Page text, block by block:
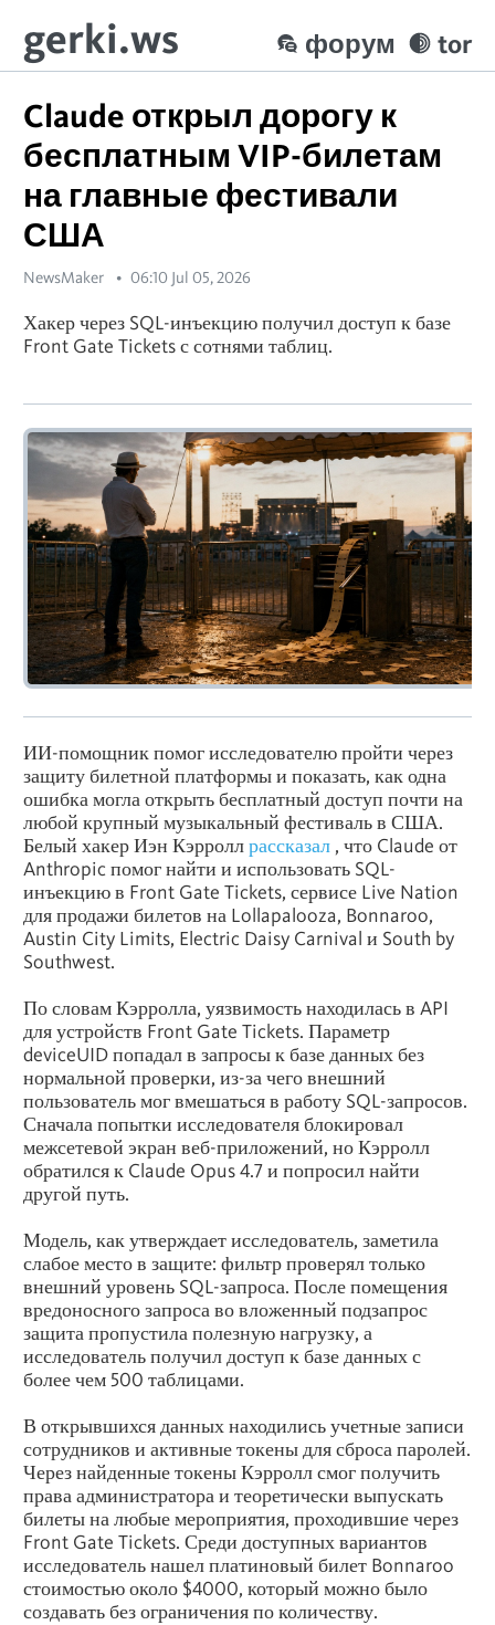
gerki.ws tor
форум
Claude открыл дорогу к
бесплатным VIP-билетам
на главные фестивали
США
NewsMaker 06:10 Jul 05, 2026
Хакер через SQL-инъекцию получил доступ к базе
Front Gate Tickets с сотнями таблиц.
ИИ-помощник помог исследователю пройти через
защиту билетной платформы и показать, как одна
ошибка могла открыть бесплатный доступ почти на
любой крупный музыкальный фестиваль в США.
Белый хакер Иэн Кэрроллрассказал , что Claude от
Anthropic помог найти и использовать SQL-
инъекцию в Front Gate Tickets, сервисе Live Nation
для продажи билетов на Lollapalooza, Bonnaroo,
Austin City Limits, Electric Daisy Carnival и South by
Southwest.
По словам Кэрролла, уязвимость находилась в API
для устройств Front Gate Tickets. Параметр
deviceUID попадал в запросы к базе данных без
нормальной проверки, из-за чего внешний
пользователь мог вмешаться в работу SQL-запросов.
Сначала попытки исследователя блокировал
межсетевой экран веб-приложений, но Кэрролл
обратился к Claude Opus 4.7 и попросил найти
другой путь.
Модель, как утверждает исследователь, заметила
слабое место в защите: фильтр проверял только
внешний уровень SQL-запроса. После помещения
вредоносного запроса во вложенный подзапрос
защита пропустила полезную нагрузку, а
исследователь получил доступ к базе данных с
более чем 500 таблицами.
В открывшихся данных находились учетные записи
сотрудников и активные токены для сброса паролей.
Через найденные токены Кэрролл смог получить
права администратора и теоретически выпускать
билеты на любые мероприятия, проходившие через
Front Gate Tickets. Среди доступных вариантов
исследователь нашел платиновый билет Bonnaroo
стоимостью около $4000, который можно было
создавать без ограничения по количеству.